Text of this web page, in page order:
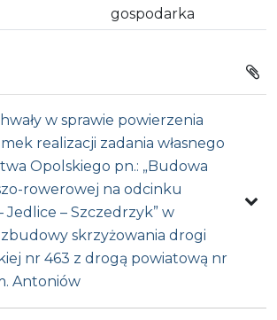
gospodarka
w sprawie powierzenia
realizacji zadania własnego
Opolskiego pn.: „Budowa
rowerowej na odcinku
Jedlice – Szczedrzyk” w
skrzyżowania drogi
nr 463 z drogą powiatową nr
Antoniów